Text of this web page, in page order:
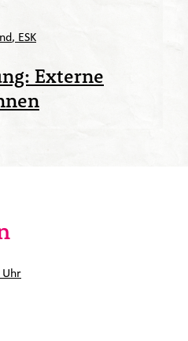
ESK
Externe
Uhr